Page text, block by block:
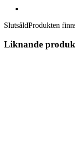
SlutsåldProdukten
Liknande